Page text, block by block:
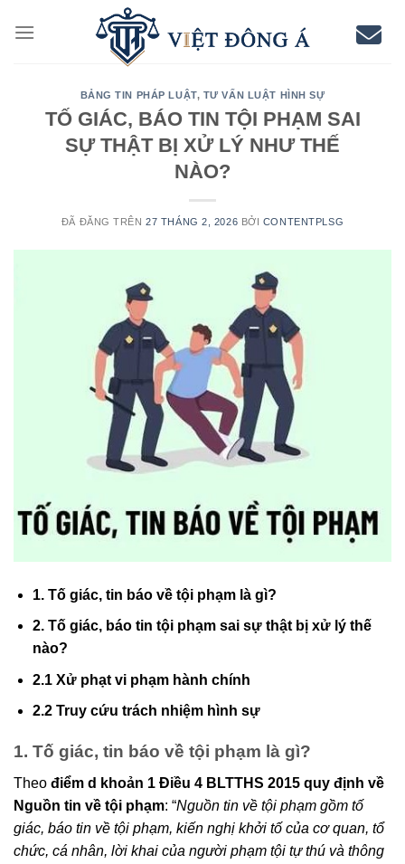
đến
BẢNG TIN PHÁP LUẬT, TƯ VẤN LUẬT HÌNH SỰ
TỐ GIÁC, BÁO TIN TỘI PHẠM SAI
SỰ THẬT BỊ XỬ LÝ NHƯ THẾ
NÀO?
ĐÃ ĐĂNG TRÊN27 THÁNG 2, 2026 BỞI CONTENTPLSG
1. Tố giác, tin báo về tội phạm là gì?
2. Tố giác, báo tin tội phạm sai sự thật bị xử lý thế
nào?
2.1 Xử phạt vi phạm hành chính
2.2 Truy cứu trách nhiệm hình sự
1. Tố giác, tin báo về tội phạm là gì?
Theo điểm d khoản 1 Điều 4 BLTTHS 2015 quy định về
Nguồn tin về tội phạm: “Nguồn tin về tội phạm gồm tố
giác, báo tin về tội phạm, kiến nghị khởi tố của cơ quan, tổ
chức, cá nhân, lời khai của người phạm tội tự thú và thông